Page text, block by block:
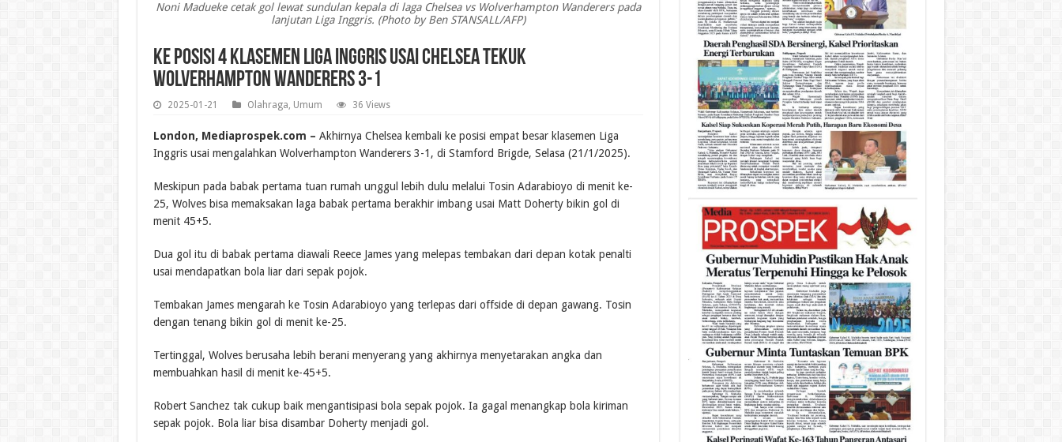
Noni Madueke cetak gol lewat sundulan kepala di laga Chelsea vs Wolverhampton Wanderers pada
lanjutan Liga Inggris. (Photo by Ben STANSALL/AFP)
Ke Posisi 4 Klasemen Liga Inggris Usai Chelsea Tekuk
Wolverhampton Wanderers 3-1
2025-01-21 Olahraga, Umum 36 Views
London, Mediaprospek.com – Akhirnya Chelsea kembali ke posisi empat besar klasemen Liga
Inggris usai mengalahkan Wolverhampton Wanderers 3-1, di Stamford Brigde, Selasa (21/1/2025).
Meskipun pada babak pertama tuan rumah unggul lebih dulu melalui Tosin Adarabioyo di menit ke-
25, Wolves bisa memaksakan laga babak pertama berakhir imbang usai Matt Doherty bikin gol di
menit 45+5.
Dua gol itu di babak pertama diawali Reece James yang melepas tembakan dari depan kotak penalti
usai mendapatkan bola liar dari sepak pojok.
Tembakan James mengarah ke Tosin Adarabioyo yang terlepas dari offside di depan gawang. Tosin
dengan tenang bikin gol di menit ke-25.
Tertinggal, Wolves berusaha lebih berani menyerang yang akhirnya menyetarakan angka dan
membuahkan hasil di menit ke-45+5.
Robert Sanchez tak cukup baik mengantisipasi bola sepak pojok. Ia gagal menangkap bola kiriman
sepak pojok. Bola liar bisa disambar Doherty menjadi gol.